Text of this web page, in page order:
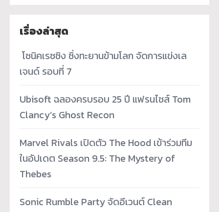
เรื่องล่าสุด
­ โซนิคเรซซิง ซิ่งทะยานข้ามโลก จัดการแข่งเล
เจนด์ รอบที่ 7
Ubisoft ฉลองครบรอบ 25 ปี แฟรนไชส์ Tom
Clancy’s Ghost Recon
Marvel Rivals เปิดตัว The Hood เข้าร่วมทีม
ในอัปเดต Season 9.5: The Mystery of
Thebes
Sonic Rumble Party จัดอีเวนต์ Clean